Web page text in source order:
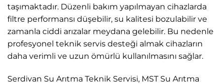
taşımaktadır. Düzenli bakım yapılmayan cihazlarda
filtre performansı düşebilir, su kalitesi bozulabilir ve
zamanla ciddi arızalar meydana gelebilir. Bu nedenle
profesyonel teknik servis desteği almak cihazların
daha verimli ve uzun ömürlü kullanılmasını sağlar.
Serdivan Su Arıtma Teknik Servisi, MST Su Arıtma